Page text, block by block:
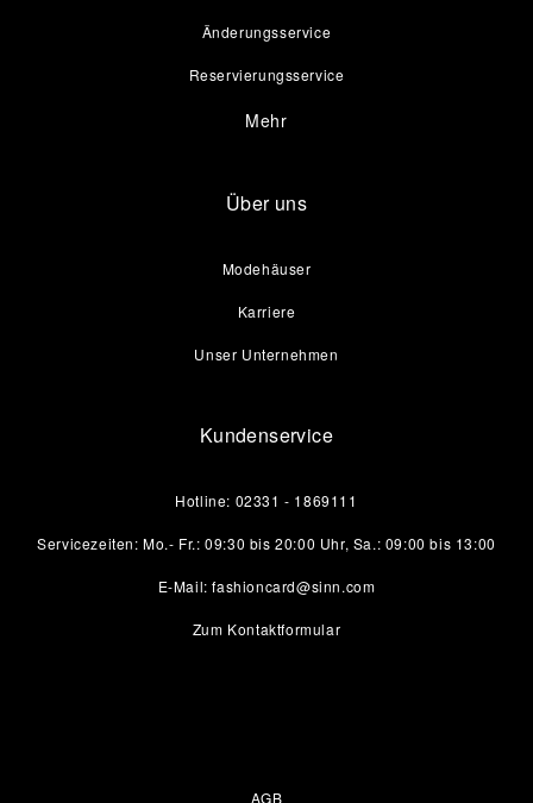
Änderungsservice
Reservierungsservice
Mehr
Über uns
Modehäuser
Karriere
Unser Unternehmen
Kundenservice
Hotline: 02331 - 1869111
Servicezeiten: Mo.- Fr.: 09:30 bis 20:00 Uhr, Sa.: 09:00 bis 13:00
E-Mail: fashioncard@sinn.com
Zum Kontaktformular
AGB